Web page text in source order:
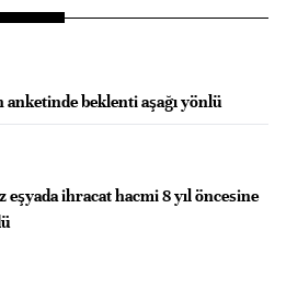
beklenti aşağı yönlü
eşyada ihracat hacmi 8 yıl öncesine